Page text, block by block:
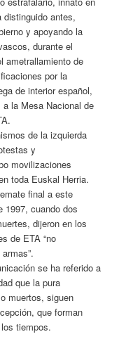
antes,
y apoyando la
durante el
ametrallamiento de
por la
de interior español,
la Mesa Nacional de
de la izquierda
y
movilizaciones
toda Euskal Herria.
final a este
1997, cuando dos
dijeron en los
de ETA “no
se ha referido a
que la pura
muertos, siguen
que forman
tiempos.